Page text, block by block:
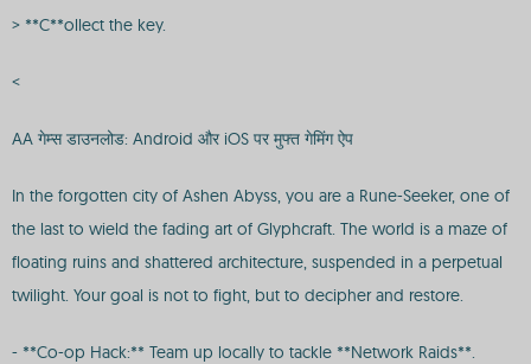
> **C**ollect the key.
<
AA गेम्स डाउनलोड: Android और iOS पर मुफ्त गेमिंग ऐप
In the forgotten city of Ashen Abyss, you are a Rune-Seeker, one of
the last to wield the fading art of Glyphcraft. The world is a maze of
floating ruins and shattered architecture, suspended in a perpetual
twilight. Your goal is not to fight, but to decipher and restore.
- **Co-op Hack:** Team up locally to tackle **Network Raids**.